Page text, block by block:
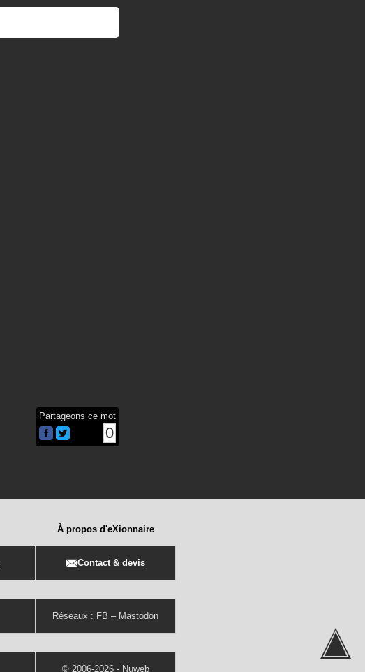
Partageons ce mot
0
À propos d'eXionnaire
Contact & devis
Réseaux : FB – Mastodon
© 2006-2026 - Nuweb